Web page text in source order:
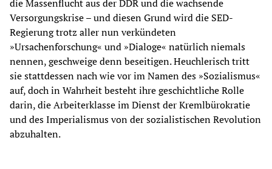
die Massenflucht aus der DDR und die wachsende
Versorgungskrise – und diesen Grund wird die SED-
Regierung trotz aller nun verkündeten
»Ursachenforschung« und »Dialoge« natürlich niemals
nennen, geschweige denn beseitigen. Heuchlerisch tritt
sie stattdessen nach wie vor im Namen des »Sozialismus«
auf, doch in Wahrheit besteht ihre geschichtliche Rolle
darin, die Arbeiterklasse im Dienst der Kremlbürokratie
und des Imperialismus von der sozialistischen Revolution
abzuhalten.